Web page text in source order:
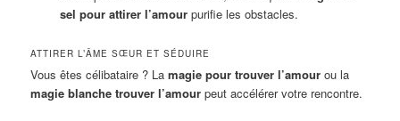
sel pour attirer l’amourpurifie les obstacles.
ATTIRER L’ÂME SŒUR ET SÉDUIRE
Vous êtes célibataire ? Lamagie pour trouver l’amour ou la
magie blanche trouver l’amour peut accélérer votre rencontre.